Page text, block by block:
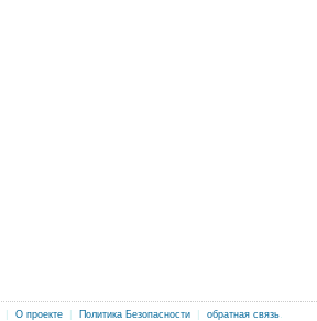
| О проекте | Политика Безопасности | обратная связь